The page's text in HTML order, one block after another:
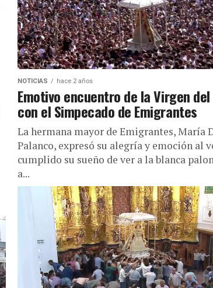
NOTICIAS hace 2 años
Emotivo encuentro de la Virgen
con el Simpecado de Emigrantes
La hermana mayor de Emigrantes, María
Palanco, expresó su alegría y emoción al
cumplido su sueño de ver a la blanca
a...